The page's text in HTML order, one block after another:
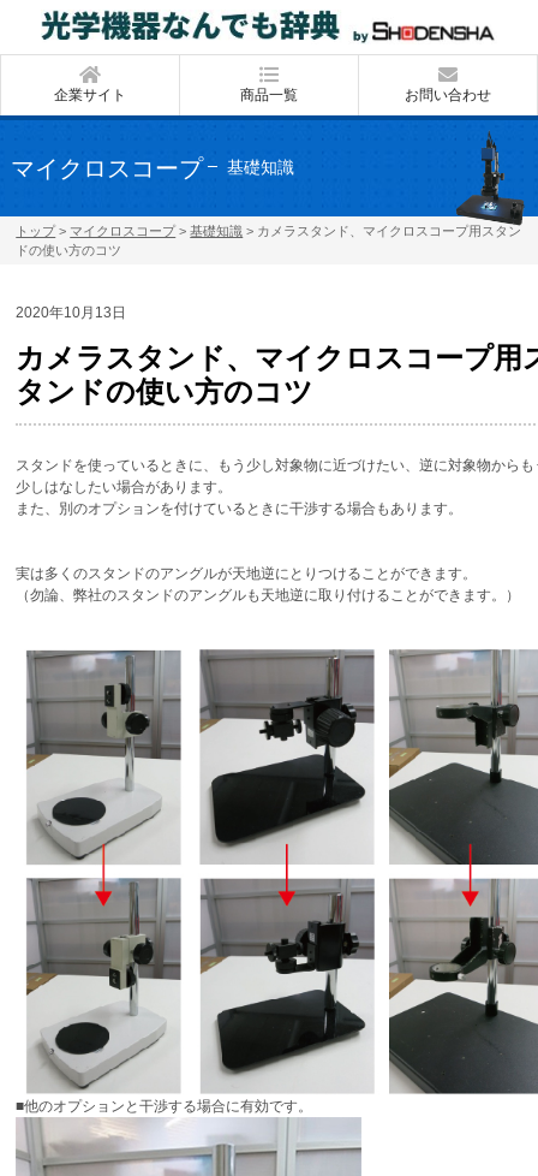
企業サイト 商品一覧 お問い合わせ
マイクロスコープ 基礎知識
トップ> マイクロスコープ>基礎知識 > カメラスタンド、マイクロスコープ用スタン
ドの使い方のコツ
2020年10月13日
カメラスタンド、マイクロスコープ用
タンドの使い方のコツ
スタンドを使っているときに、もう少し対象物に近づけたい、逆に対象物からも
少しはなしたい場合があります。
また、別のオプションを付けているときに干渉する場合もあります。
実は多くのスタンドのアングルが天地逆にとりつけることができます。
（勿論、弊社のスタンドのアングルも天地逆に取り付けることができます。）
■他のオプションと干渉する場合に有効です。